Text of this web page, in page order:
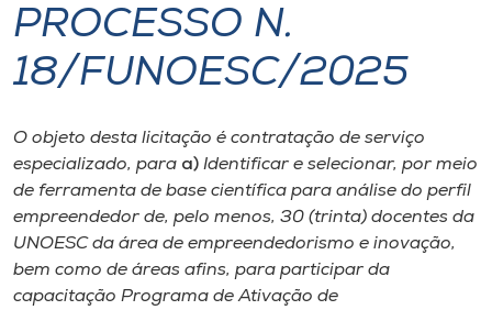
Cultura
CPA
Biblioteca
Editora
Rádio
PROCESSO N.
18/FUNOESC/2025
O objeto desta licitação é contratação de serviço
especializado, para a) Identificar e selecionar, por meio
de ferramenta de base científica para análise do perfil
empreendedor de, pelo menos, 30 (trinta) docentes da
UNOESC da área de empreendedorismo e inovação,
bem como de áreas afins, para participar da
capacitação Programa de Ativação de